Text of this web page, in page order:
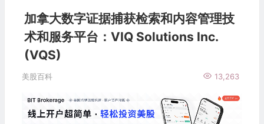
加拿大数字证据捕获检索和内容管理技
术和服务平台：VIQ Solutions Inc.
(VQS)
美股百科 13,263